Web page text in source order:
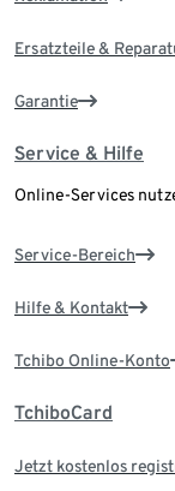
Ersatzteile &
Garantie
Service & Hilfe
Online-Services
Service-Bereich
Hilfe & Kontakt
Tchibo Online-Konto
TchiboCard
Jetzt kostenlos